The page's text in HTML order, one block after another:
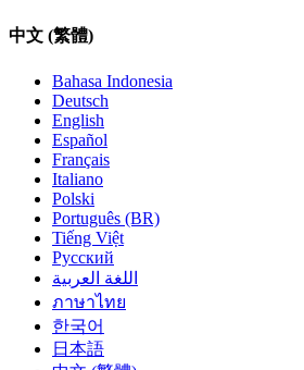
中文 (繁體)
Bahasa Indonesia
Deutsch
English
Español
Français
Italiano
Polski
Português (BR)
Tiếng Việt
Русский
اللغة العربية
ภาษาไทย
한국어
日本語